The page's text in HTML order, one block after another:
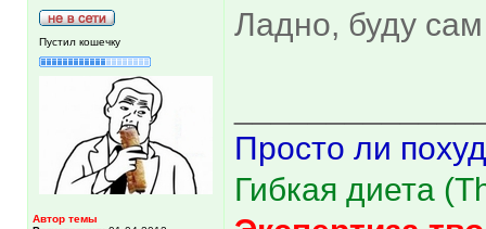
Пустил кошечку
Автор темы
Ладно, буду
Просто ли
Гибкая диета